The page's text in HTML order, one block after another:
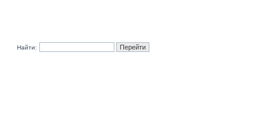
Найти: